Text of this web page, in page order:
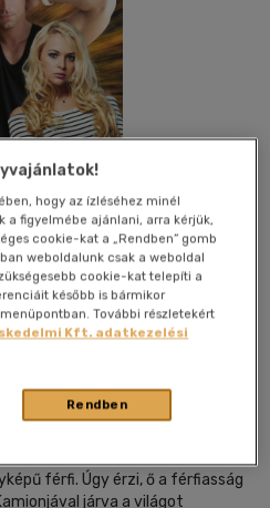
Megosztom
nyelvű |puhatáblás,
férfi. Úgy érzi, ő a férfiasság
járva a világot
hogy az ízléséhez minél
a figyelmébe ajánlani, arra kérjük,
cookie-kat a „Rendben” gomb
weboldalunk csak a weboldal
cookie-kat telepíti a
később is bármikor
További részletekért
Kft. adatkezelési
Rendben